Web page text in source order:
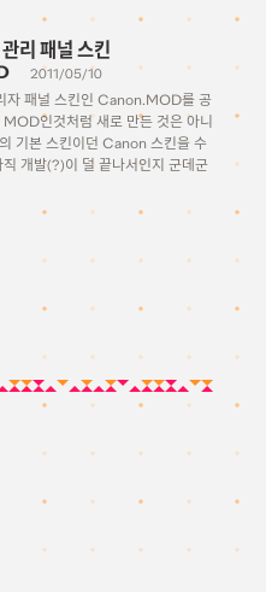
리 패널 스킨
2011/05/10
패널 스킨인 Canon.MOD를 공
인것처럼 새로 만든 것은 아니
기본 스킨이던 Canon 스킨을 수
개발(?)이 덜 끝나서인지 군데군
찮아서 그냥 불편한대로 써왔는데